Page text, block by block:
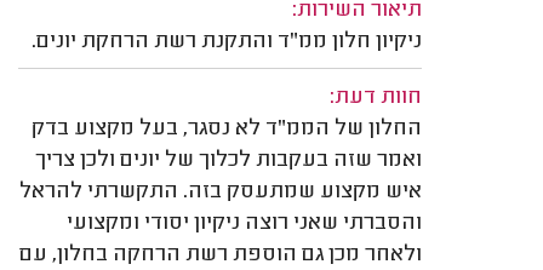
תיאור השירות:
ניקיון חלון ממ"ד והתקנת רשת הרחקת יונים.
חוות דעת:
החלון של הממ"ד לא נסגר, בעל מקצוע בדק
ואמר שזה בעקבות לכלוך של יונים ולכן צריך
איש מקצוע שמתעסק בזה. התקשרתי להראל
והסברתי שאני רוצה ניקיון יסודי ומקצועי
ולאחר מכן גם הוספת רשת הרחקה בחלון, עם